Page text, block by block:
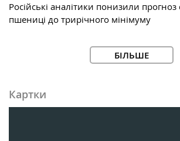
Російські аналітики понизили прогноз
пшениці до трирічного мінімуму
БІЛЬШЕ
Картки